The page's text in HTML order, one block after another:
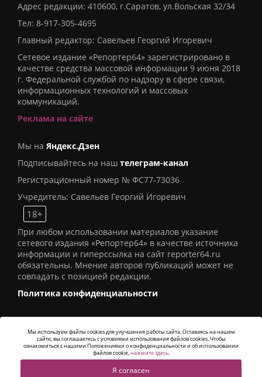
Адрес редакции: 410600, г.Саратов, ул.Вольская 32/34
Тел: 8-917-305-4695
Главный редактор: Савельев Георгий Игоревич
Сетевое издание «Репортер64» зарегистрировано в
качестве средства массовой информации 9 июня 2018
г. Федеральной службой по надзору в сфере связи,
информационных технологий и массовых
коммуникаций.
Реклама на сайте
Мы на Яндекс.Дзен
Подписывайтесь на наш телеграм-канал
Регистрационный номер № ФС77-73036
Учредитель: Савельев Георгий Игоревич
18+
При любом использовании материалов указание
сетевого издания «Репортер64» в качестве источника
информации и гиперссылка на сайт reporter64.ru
обязательны. Мнение авторов публикаций может не
совпадать с позицией редакции.
Политика конфиденциальности
© 2016СИ «Репортер64». Все права защищены -
Alatis Studio
Мы используем файлы cookies для улучшения работы сайта. Оставаясь на нашем
сайте, вы соглашаетесь с условиями использования файлов cookies. Чтобы
ознакомиться с нашими Положениями о конфиденциальности и об использовании
файлов cookie,нажмите здесь.
Я согласен